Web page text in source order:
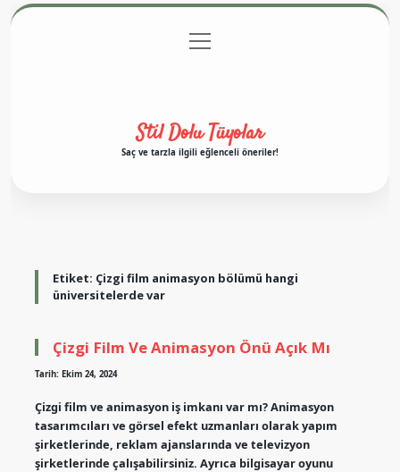
Gizlilik Politikası
menüyü
aç
Stil Dolu Tüyolar
Saç ve tarzla ilgili eğlenceli öneriler!
Etiket: Çizgi film animasyon bölümü hangi
üniversitelerde var
Çizgi Film Ve Animasyon Önü Açık Mı
Tarih: Ekim 24, 2024
Çizgi film ve animasyon iş imkanı var mı? Animasyon
tasarımcıları ve görsel efekt uzmanları olarak yapım
şirketlerinde, reklam ajanslarında ve televizyon
şirketlerinde çalışabilirsiniz. Ayrıca bilgisayar oyunu